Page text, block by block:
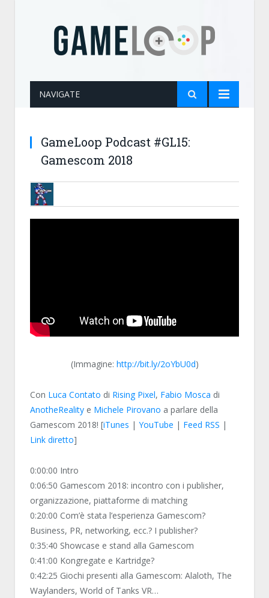
NAVIGATE
GameLoop Podcast #GL15:
Gamescom 2018
BRUNOB
(Immagine: http://bit.ly/2oYbU0d)
Con Luca Contato di Rising Pixel, Fabio Mosca di
AnotheReality e Michele Pirovano a parlare della
Gamescom 2018! [iTunes | YouTube | Feed RSS |
Link diretto]
0:00:00 Intro
0:06:50 Gamescom 2018: incontro con i publisher,
organizzazione, piattaforme di matching
0:20:00 Com’è stata l’esperienza Gamescom?
Business, PR, networking, ecc.? I publisher?
0:35:40 Showcase e stand alla Gamescom
0:41:00 Kongregate e Kartridge?
0:42:25 Giochi presenti alla Gamescom: Alaloth, The
Waylanders, World of Tanks VR…